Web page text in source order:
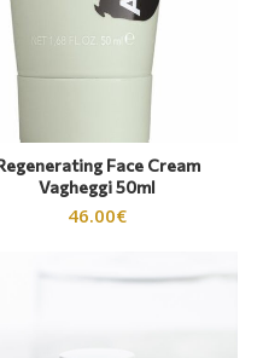
Face Cream
Vagheggi 50ml
46.00€